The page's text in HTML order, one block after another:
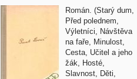
Román. (Starý dum,
Před polednem,
Výletníci, Návštěva
na faře, Minulost,
Cesta, Učitel a jeho
žák, Hosté,
Slavnost, Děti,